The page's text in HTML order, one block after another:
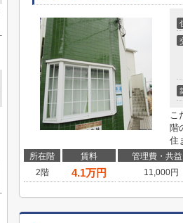
こ
階
住
所在階 賃料 管理費・共
2階
4.1万円 11,000円